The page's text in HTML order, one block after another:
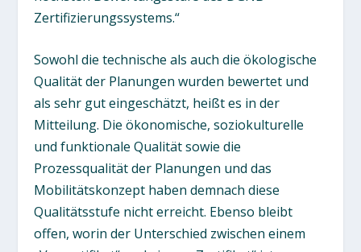
Zertifizierungssystems.“
Sowohl die technische als auch die ökologische
Qualität der Planungen wurden bewertet und
als sehr gut eingeschätzt, heißt es in der
Mitteilung. Die ökonomische, soziokulturelle
und funktionale Qualität sowie die
Prozessqualität der Planungen und das
Mobilitätskonzept haben demnach diese
Qualitätsstufe nicht erreicht. Ebenso bleibt
offen, worin der Unterschied zwischen einem